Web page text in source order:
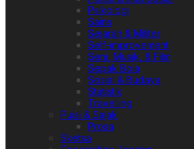
Psikologi
Sains
Sejarah & Militer
Self-improvement
Seni, Musik, & Film
Sepak Bola
Sosial & Budaya
Statistik
Travelling
Puisi & Sajak
Prosa
Sketsa